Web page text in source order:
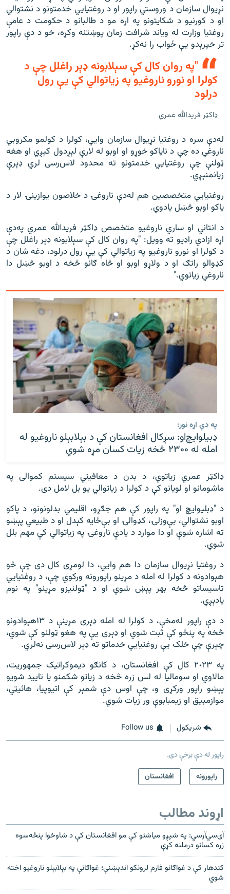
نړیوال سازمان د وروستي راپور او د روغتیايي خدمتونو د نشتوالي
او د کورنیو د شکایتونو په اړه مو د طالبانو د حکومت د عامې
روغتیا وزارت له ویاند شرافت زمان پوښتنه وکړه، خو د دې راپور
تر خپرېدو يې ځواب را نه‌کړ.
"په روان کال کې سېلابونه ډېر راغلل چې د
کولرا او نورو ناروغيو په زياتوالي کې يې رول
درلود
ډاکټر فريدالله عمري
له‌دې سره د روغتیا نړیوال سازمان وايي، کولرا د کولمو مکروبي
ناروغي ده چې د ناپاکو خوړو او اوبو له لارې لېږدول کېږي او هغه
ټولنې چې روغتیایي خدمتونو ته محدود لاس‌رسی لري ډېرې
زيانمنېږي.
روغتيايي متخصصين هم له‌‌دې ناروغۍ د خلاصون يوازينۍ لار د
پاکو اوبو څښل يادوي.
د انتاني او ساري ناروغیو متخصص ډاکټر فريد‌الله عمري په‌دې
اړه ازادي راډيو ته وويل: "په روان کال کې سېلابونه ډېر راغلل چې
د کولرا او نورو ناروغيو په زياتوالي کې يې رول درلود، دغه شان د
کډوالو راتګ او د ولاړو اوبو او څاه ګانو څخه د اوبو څښل دا
ناروغي زياتوي."
په دې اړه نور:
ډبيلو‌ايچ‌او: سږکال افغانستان کې د بېلابېلو ناروغيو له
امله له ۲۳۰۰ څخه زيات کسان مړه شوي
ډاکټر عمري زياتوي، د بدن د معافيتي سيستم کموالى په
ماشومانو او لويانو کې د کولرا د زياتوالي يو بل لامل دى.
د "ډبليو‌ايچ او" په راپور کې هم جګړو، اقلیمي بدلونونو، د پاکو
اوبو نشتوالي، بې‌وزلۍ، کډوالۍ او بې‌ځایه کېدل او د طبیعي پېښو
ته اشاره شوې او دا موارد د یادې ناروغۍ په زیاتوالي کې مهم بلل
شوي.
د روغتیا نړیوال سازمان دا هم وايي، دا لومړی کال دی چې څو
هېوادونه د کولرا له امله د مړینو راپورونه ورکوي چې، د روغتیایي
تاسیساتو څخه بهر پېښ شوي او د "ټولنيزو مړینو" په نوم
يادېږي.
د دې راپور له‌مخې، د کولرا له امله ډېری مړینې د ۱۳هېوادونو
څخه په پنځو کې ثبت شوي او ډېری یې په هغو ټولنو کې شوي،
چېرې چې خلک یې روغتیایي خدماتو ته ډېر لاس‌رسی نه‌لري.
په ٢٠٢٣ کال کې افغانستان، د کانګو دیموکراتیک جمهوریت،
مالاوي او سومالیا له لس زره څخه د زياتو شکمنو یا تایید شویو
پېښو راپور ورکړی و، چې اوس دې شمېر کې اتیوپیا، هائیټي،
موازمبیق او زیمبابوې ور زيات شوي.
شريکول Follow us
راپور له دې برخې دی.
راپورونه
افغانستان
اړوند مطالب
آی‌سي‌آر‌سي: په شپږو مياشتو کې مو افغانستان کې د شاوخوا پنځه‌سوه
زره کسانو درملنه کړې
کندهار کې د غواګانو فارم لرونکو اندېښنې؛ غواګانې په بېلابېلو ناروغیو اخته
شوي